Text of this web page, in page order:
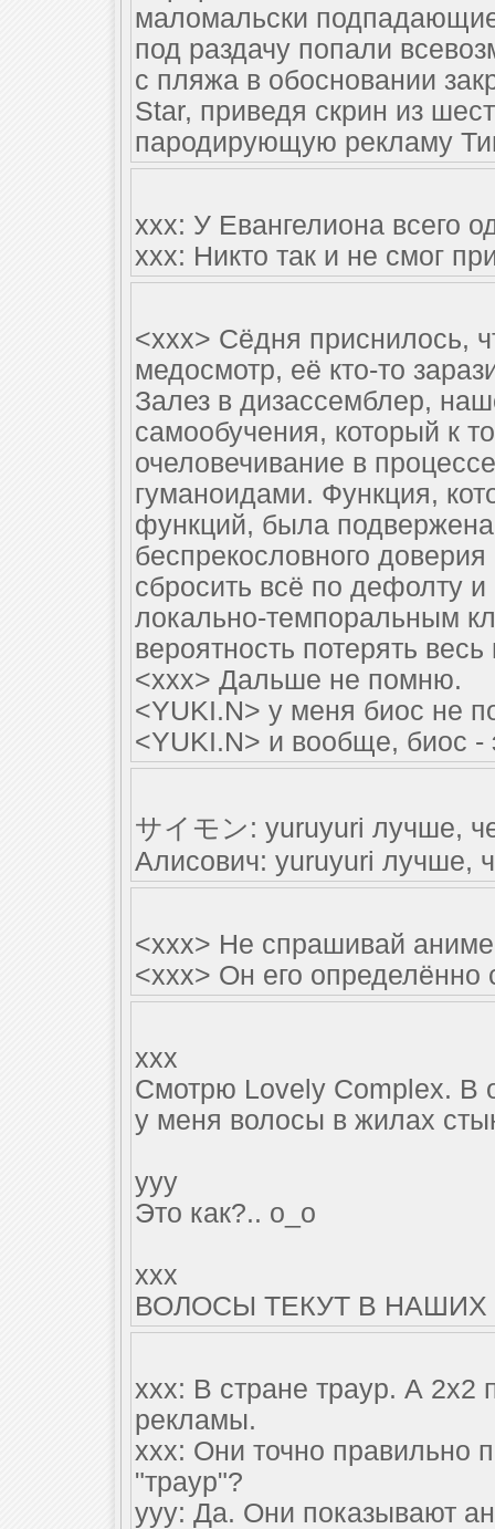
маломальски
под раздачу попали
с пляжа в обосновании
Star, приведя скрин из
пародирующую рекламу
xxx: У Евангелиона всего
xxx: Никто так и не смог
<xxx> Сёдня приснилось,
медосмотр, её кто-то
Залез в дизассемблер,
самообучения, который к
очеловечивание в
гуманоидами. Функция,
функций, была
беспрекословного
сбросить всё по дефолту
локально-темпоральным
вероятность потерять
<xxx> Дальше не помню.
<YUKI.N> у меня биос не
<YUKI.N> и вообще, биос -
サイモン: yuruyuri лучше,
Алисович: yuruyuri лучше,
<xxx> Не спрашивай
<xxx> Он его определённо
xxx
Cмотрю Lovely Complex. В
у меня волосы в жилах
yyy
Это как?.. о_о
xxx
ВОЛОСЫ ТЕКУТ В НАШИХ
xxx: В стране траур. А 2х2
рекламы.
xxx: Они точно правильно
"траур"?
yyy: Да. Они показывают